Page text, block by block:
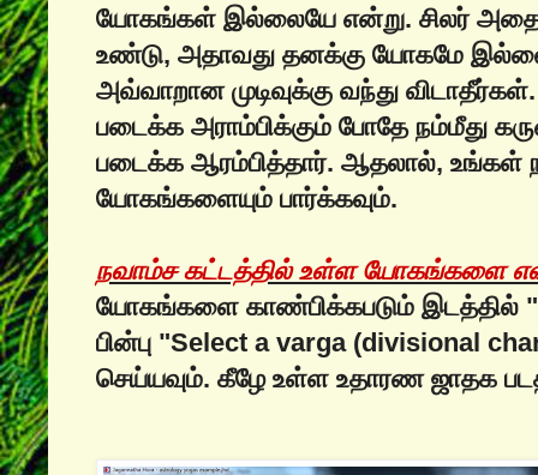
யோகங்கள் இல்லையே என்று. சிலர் அதை
உண்டு, அதாவது தனக்கு யோகமே
அவ்வாறான முடிவுக்கு வந்து
படைக்க அராம்பிக்கும் போதே நம்மீது
படைக்க ஆரம்பித்தார். ஆதலால், உங்கள்
யோகங்களையும் பார்க்கவும்.
நவாம்ச கட்டத்தில் உள்ள யோகங்களை
யோகங்களை காண்பிக்கபடும் இடத்தில்
பின்பு "Select a varga (divisional
செய்யவும். கீழே உள்ள உதாரண ஜாதக